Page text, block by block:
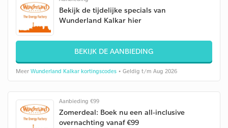
Bekijk de tijdelijke specials van
Wunderland Kalkar hier
BEKIJK DE AANBIEDING
Meer Wunderland Kalkar kortingscodes • Geldig t/m Aug 2026
Aanbieding €99
Zomerdeal: Boek nu een all-inclusive
overnachting vanaf €99